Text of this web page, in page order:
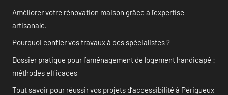
Améliorer votre rénovation maison grâce à l’expertise
artisanale.
Pourquoi confier vos travaux à des spécialistes ?
Dossier pratique pour l’aménagement de logement handicapé :
méthodes efficaces
Tout savoir pour réussir vos projets d’accessibilité à Périgueux